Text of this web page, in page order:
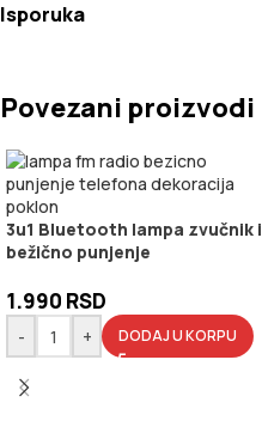
Isporuka
Povezani proizvodi
3u1 Bluetooth lampa zvučnik i
bežično punjenje
1.990 RSD
- + DODAJ U KORPU